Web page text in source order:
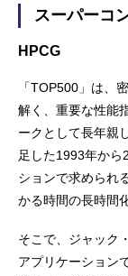
スーパーコ
HPCG
「TOP500」は、
解く、重要な性能
ークとして長年親
足した1993年から
ションで求められ
かる時間の長時間
そこで、ジャック
アプリケーション